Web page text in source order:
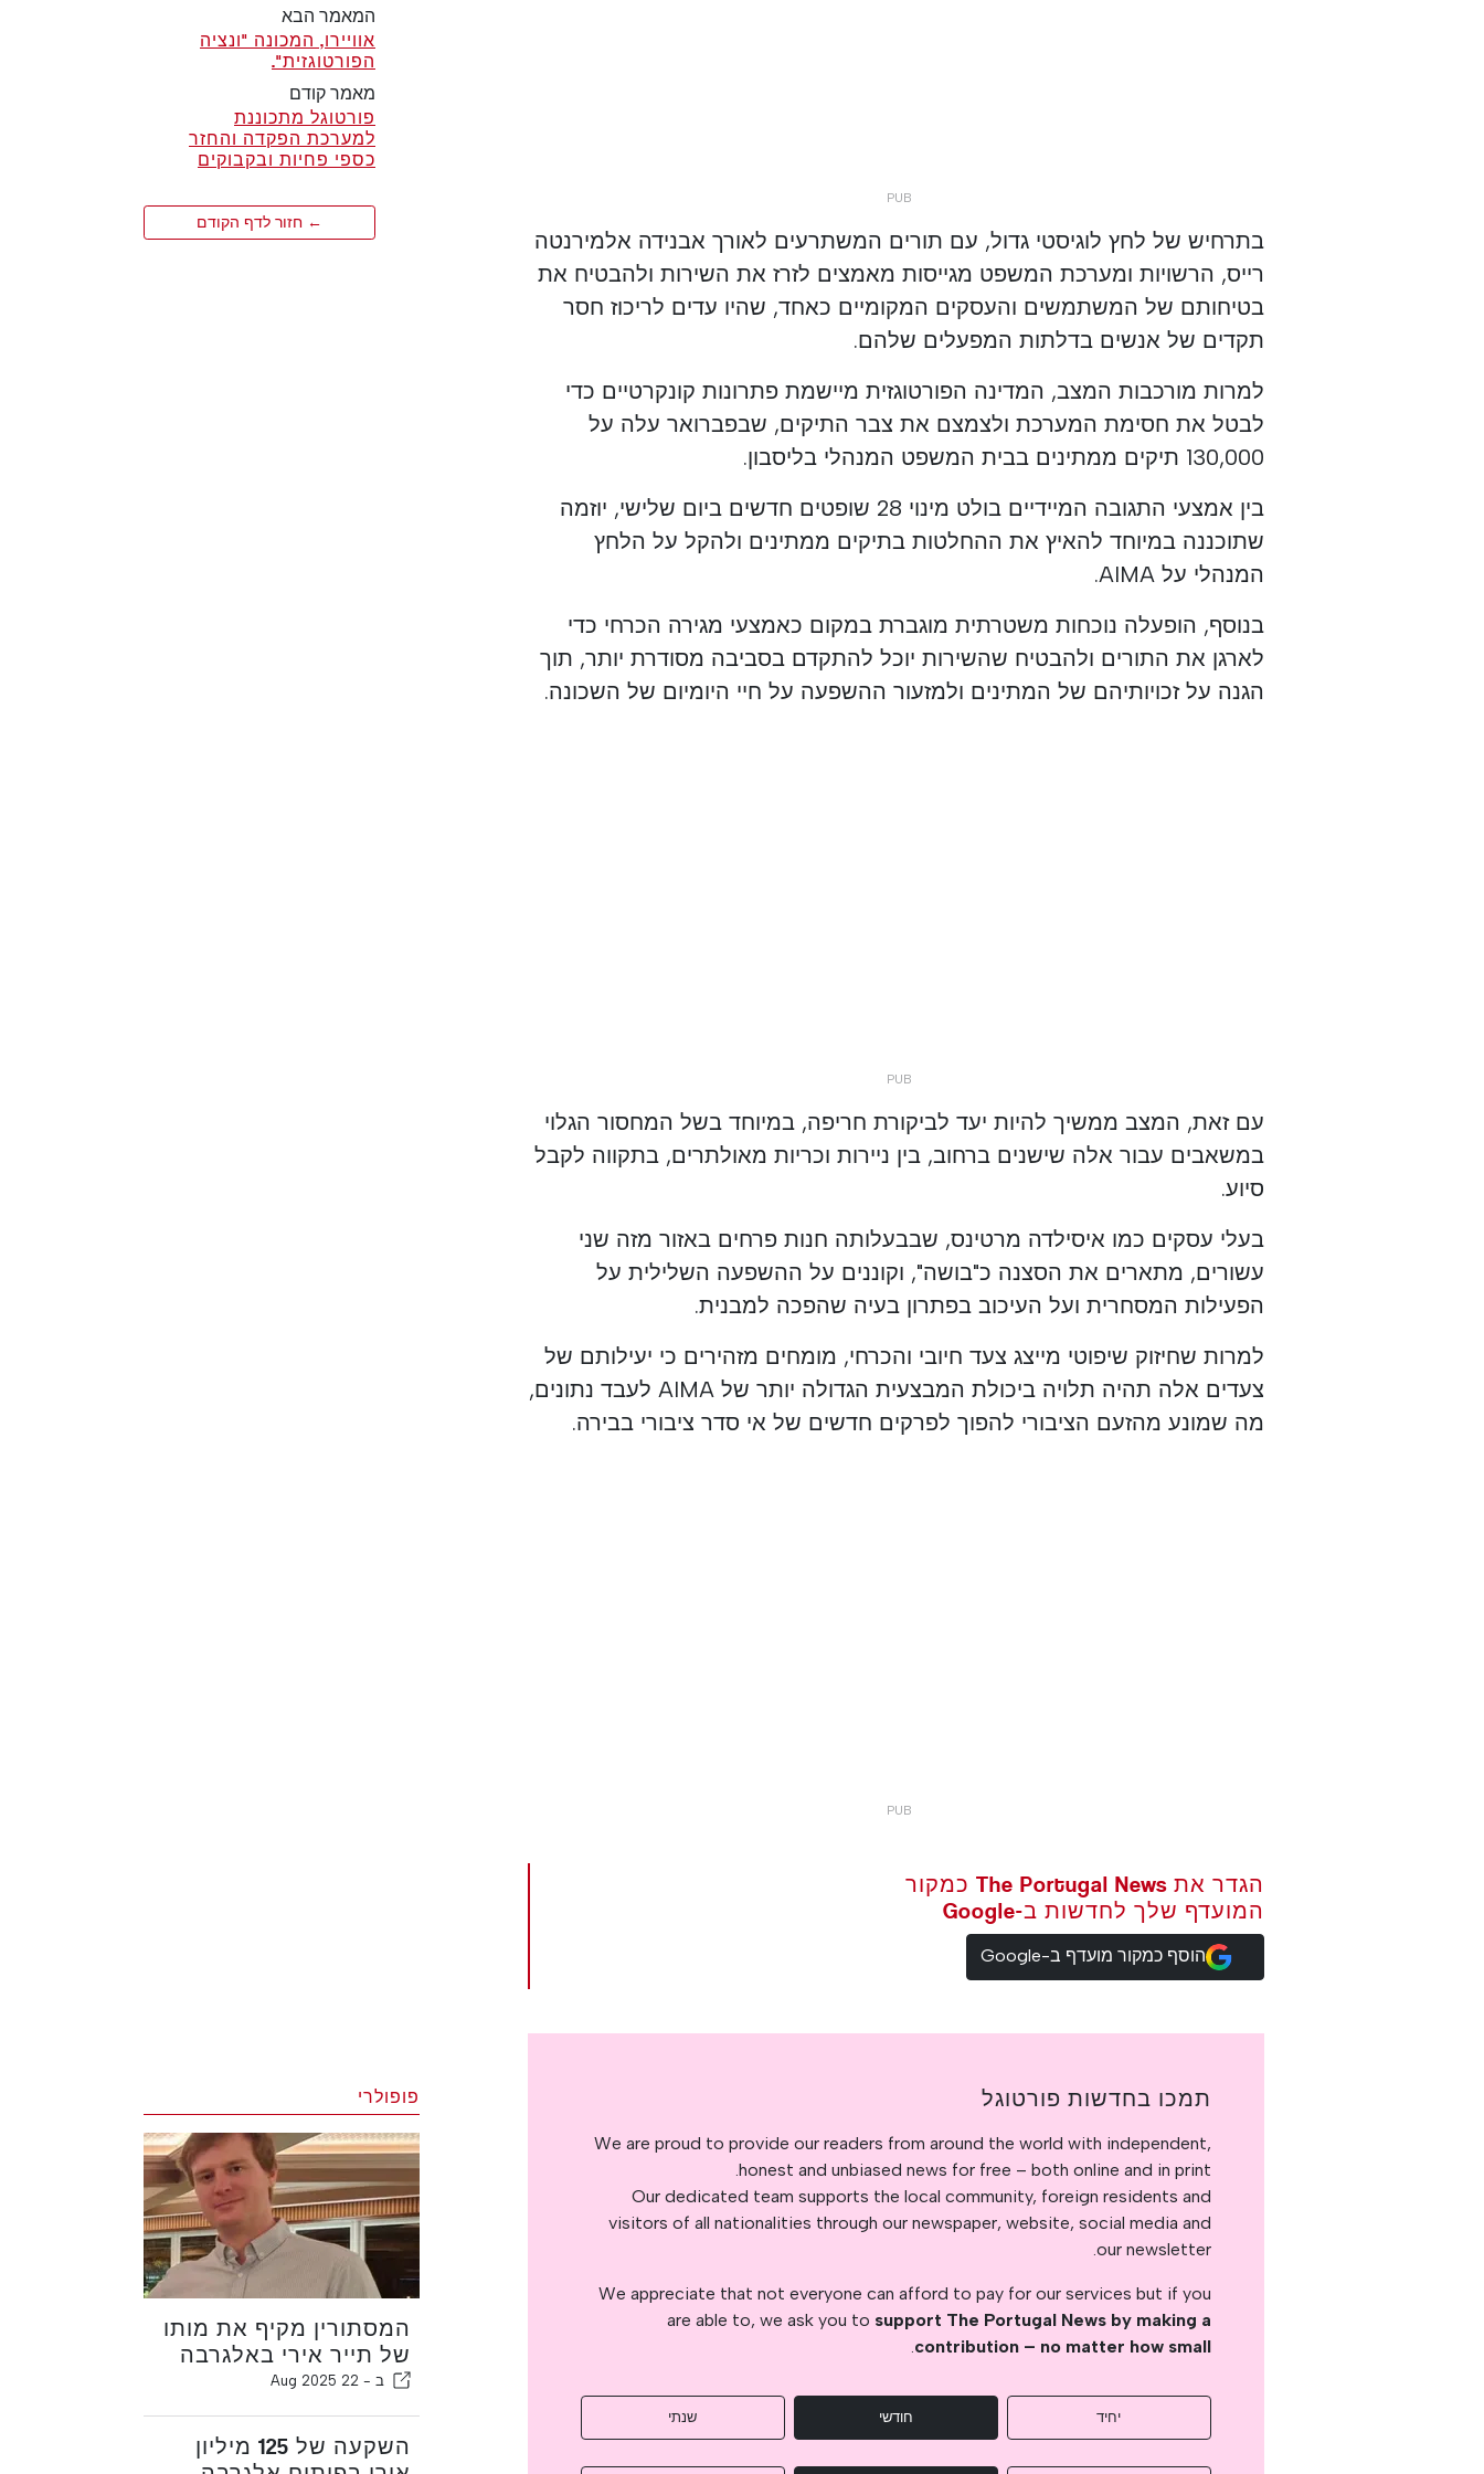
בתרחיש של לחץ לוגיסטי גדול, עם תורים המשתרעים לאורך אבנידה אלמירנטה
רייס, הרשויות ומערכת המשפט מגייסות מאמצים לזרז את השירות ולהבטיח את
בטיחותם של המשתמשים והעסקים המקומיים כאחד, שהיו עדים לריכוז חסר
תקדים של אנשים בדלתות המפעלים שלהם.
למרות מורכבות המצב, המדינה הפורטוגזית מיישמת פתרונות קונקרטיים כדי
לבטל את חסימת המערכת ולצמצם את צבר התיקים, שבפברואר עלה על
130,000 תיקים ממתינים בבית המשפט המנהלי בליסבון.
בין אמצעי התגובה המיידיים בולט מינוי 28 שופטים חדשים ביום שלישי, יוזמה
שתוכננה במיוחד להאיץ את ההחלטות בתיקים ממתינים ולהקל על הלחץ
המנהלי על AIMA.
בנוסף, הופעלה נוכחות משטרתית מוגברת במקום כאמצעי מגירה הכרחי כדי
לארגן את התורים ולהבטיח שהשירות יוכל להתקדם בסביבה מסודרת יותר, תוך
הגנה על זכויותיהם של המתינים ולמזעור ההשפעה על חיי היומיום של השכונה.
עם זאת, המצב ממשיך להיות יעד לביקורת חריפה, במיוחד בשל המחסור הגלוי
במשאבים עבור אלה שישנים ברחוב, בין ניירות וכריות מאולתרים, בתקווה לקבל
סיוע.
בעלי עסקים כמו איסילדה מרטינס, שבבעלותה חנות פרחים באזור מזה שני
עשורים, מתארים את הסצנה כ"בושה", וקוננים על ההשפעה השלילית על
הפעילות המסחרית ועל העיכוב בפתרון בעיה שהפכה למבנית.
למרות שחיזוק שיפוטי מייצג צעד חיובי והכרחי, מומחים מזהירים כי יעילותם של
צעדים אלה תהיה תלויה ביכולת המבצעית הגדולה יותר של AIMA לעבד נתונים,
מה שמונע מהזעם הציבורי להפוך לפרקים חדשים של אי סדר ציבורי בבירה.
הגדר את The Portugal News כמקור
המועדף שלך לחדשות ב-Google
הוסף כמקור מועדף ב-Google
המאמר הבא
אוויירו, המכונה "ונציה
הפורטוגזית".
מאמר קודם
פורטוגל מתכוננת
למערכת הפקדה והחזר
כספי פחיות ובקבוקים
← חזור לדף הקודם
תמכו בחדשות פורטוגל
We are proud to provide our readers from around the world with independent,
honest and unbiased news for free – both online and in print.
Our dedicated team supports the local community, foreign residents and
visitors of all nationalities through our newspaper, website, social media and
our newsletter.
We appreciate that not everyone can afford to pay for our services but if you
are able to, we ask you to support The Portugal News by making a
contribution – no matter how small
.
יחיד חודשי שנתי
פופולרי
המסתורין מקיף את מותו
של תייר אירי באלגרבה
ב - 22 Aug 2025
השקעה של 125 מיליון